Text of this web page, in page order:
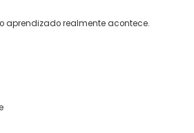
aprendizado realmente acontece.